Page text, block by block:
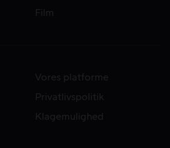
Film
Vores platforme
Privatlivspolitik
Klagemulighed